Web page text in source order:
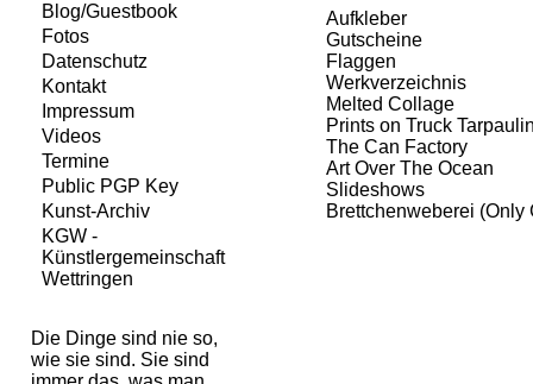
Aufkleber
Gutscheine
Flaggen
Werkverzeichnis
Melted Collage
Prints on Truck
The Can Factory
Art Over The Ocean
Slideshows
Brettchenweberei (Only
Blog/Guestbook
Fotos
Datenschutz
Kontakt
Impressum
Videos
Termine
Public PGP Key
Kunst-Archiv
KGW -
Künstlergemeinschaft
Wettringen
Die Dinge sind nie so,
wie sie sind. Sie sind